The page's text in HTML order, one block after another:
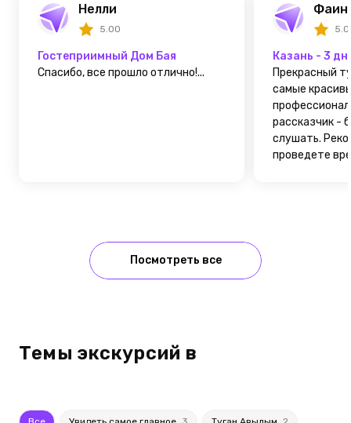
Нелли
5.00
Гостеприимный Дом Бая
Спасибо, все прошло отлично!...
Казань - 3
Прекрасный
самые
рассказчик -
слушать.
проведете
Посмотреть все
Темы экскурсий в